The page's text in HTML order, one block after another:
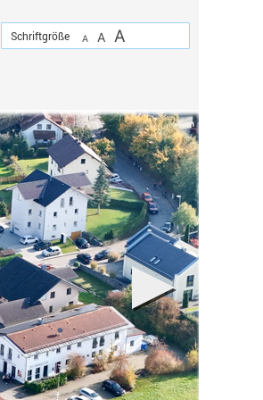
Schriftgröße A A A